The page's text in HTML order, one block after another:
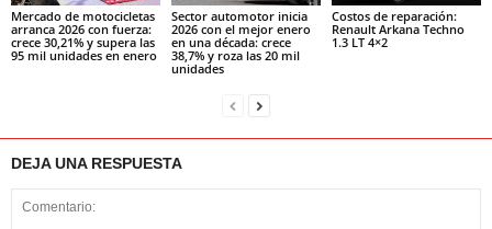
Mercado de motocicletas
arranca 2026 con fuerza:
crece 30,21% y supera las
95 mil unidades en enero
Sector automotor inicia
2026 con el mejor enero
en una década: crece
38,7% y roza las 20 mil
unidades
Costos de reparación:
Renault Arkana Techno
1.3 LT 4×2
DEJA UNA RESPUESTA